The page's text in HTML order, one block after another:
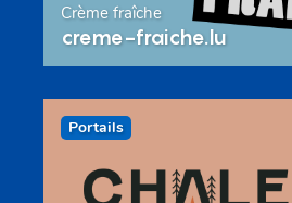
Crème fraîche
creme-fraiche.lu
Portails